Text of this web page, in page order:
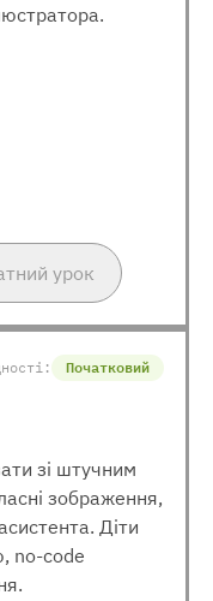
урок
Початковий
зі штучним
зображення,
Діти
no-code